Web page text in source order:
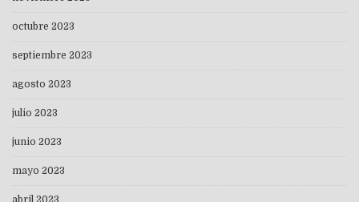
octubre 2023
septiembre 2023
agosto 2023
julio 2023
junio 2023
mayo 2023
abril 2023